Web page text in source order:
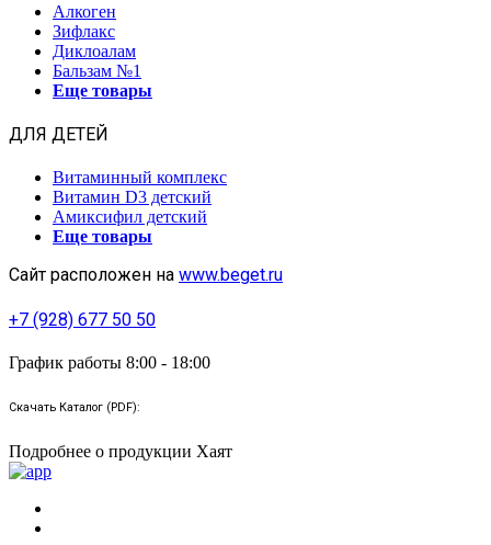
Алкоген
Зифлакс
Диклоалам
Бальзам №1
Еще товары
ДЛЯ ДЕТЕЙ
Витаминный комплекс
Витамин D3 детский
Амиксифил детский
Еще товары
Сайт расположен на www.beget.ru
+7 (928) 677 50 50
График работы 8:00 - 18:00
Скачать Каталог (PDF):
Подробнее о продукции Хаят